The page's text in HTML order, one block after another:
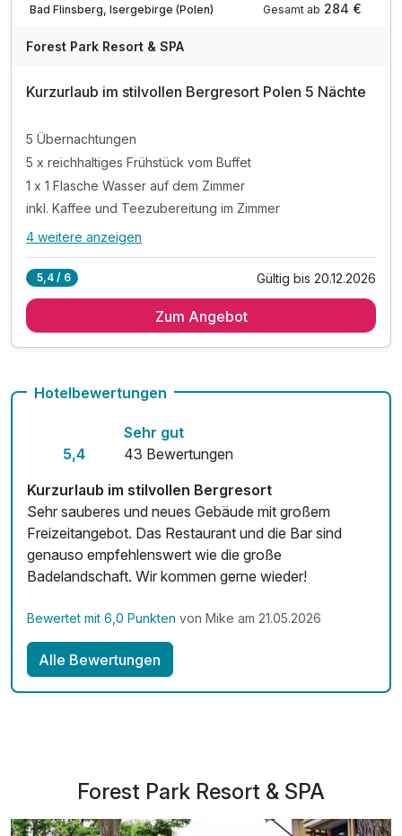
Bad Flinsberg, Isergebirge (Polen)
Gesamt ab 284 €
Forest Park Resort & SPA
Kurzurlaub im stilvollen Bergresort Polen 5 Nächte
5 Übernachtungen
5 x reichhaltiges Frühstück vom Buffet
1 x 1 Flasche Wasser auf dem Zimmer
inkl. Kaffee und Teezubereitung im Zimmer
Alle Inklusivleistungen
5 x reichhaltiges Frühstück vom Buffet
inkl. Nutzung des öffentlichen Nahverkehrs
inkl. Leihbademantel und Saunatuch
inkl. Nutzung W-Lan
4 weitere anzeigen
5,4 / 6 Gültig bis 20.12.2026
Zum Angebot
Hotelbewertungen
5,4
Sehr gut
43 Bewertungen
Kurzurlaub im stilvollen Bergresort
Sehr sauberes und neues Gebäude mit großem
Freizeitangebot. Das Restaurant und die Bar sind
genauso empfehlenswert wie die große
Badelandschaft. Wir kommen gerne wieder!
Bewertet mit 6,0 Punkten von Mike am 21.05.2026
Alle Bewertungen
Forest Park Resort & SPA